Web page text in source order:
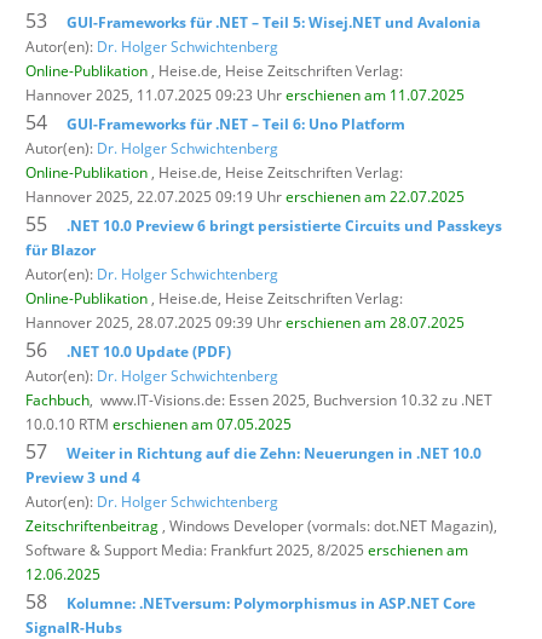
53
GUI-Frameworks für .NET – Teil 5: Wisej.NET und Avalonia
Autor(en): Dr. Holger Schwichtenberg
Online-Publikation , Heise.de, Heise Zeitschriften Verlag:
Hannover 2025, 11.07.2025 09:23 Uhrerschienen am 11.07.2025
54
GUI-Frameworks für .NET – Teil 6: Uno Platform
Autor(en): Dr. Holger Schwichtenberg
Online-Publikation , Heise.de, Heise Zeitschriften Verlag:
Hannover 2025, 22.07.2025 09:19 Uhrerschienen am 22.07.2025
55
.NET 10.0 Preview 6 bringt persistierte Circuits und Passkeys
für Blazor
Autor(en): Dr. Holger Schwichtenberg
Online-Publikation , Heise.de, Heise Zeitschriften Verlag:
Hannover 2025, 28.07.2025 09:39 Uhrerschienen am 28.07.2025
56
.NET 10.0 Update (PDF)
Autor(en): Dr. Holger Schwichtenberg
Fachbuch, www.IT-Visions.de: Essen 2025, Buchversion 10.32 zu .NET
10.0.10 RTM erschienen am 07.05.2025
57
Weiter in Richtung auf die Zehn: Neuerungen in .NET 10.0
Preview 3 und 4
Autor(en): Dr. Holger Schwichtenberg
Zeitschriftenbeitrag , Windows Developer (vormals: dot.NET Magazin),
Software & Support Media: Frankfurt 2025, 8/2025 erschienen am
12.06.2025
58
Kolumne: .NETversum: Polymorphismus in ASP.NET Core
SignalR-Hubs